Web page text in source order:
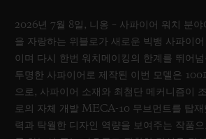
2026년 7월 8일, 니옹 – 사파이어 워치 분야
을 자랑하는 위블로가 새로운 빅뱅 사파이
이며 다시 한번 워치메이킹의 한계를 뛰어
투명한 사파이어로 제작된 이번 모델은 100
으로, 사파이어 소재와 최첨단 메커니즘이
로의 자체 개발 MECA-10 무브먼트를 탑재
력과 탁월한 디자인 역량을 보여주는 작품